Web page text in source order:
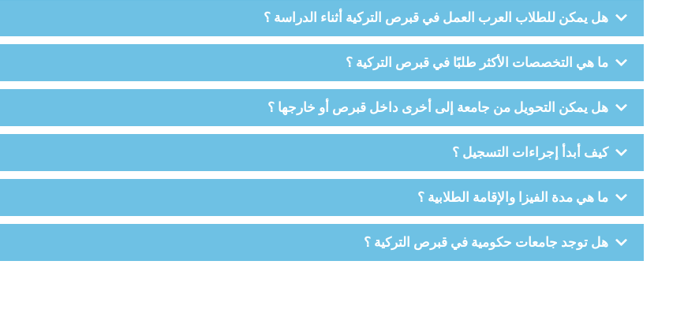
هل يمكن للطلاب العرب العمل في قبرص التركية أثناء الدراسة ؟
ما هي التخصصات الأكثر طلبًا في قبرص التركية ؟
هل يمكن التحويل من جامعة إلى أخرى داخل قبرص أو خارجها ؟
كيف أبدأ إجراءات التسجيل ؟
ما هي مدة الفيزا والإقامة الطلابية ؟
هل توجد جامعات حكومية في قبرص التركية ؟